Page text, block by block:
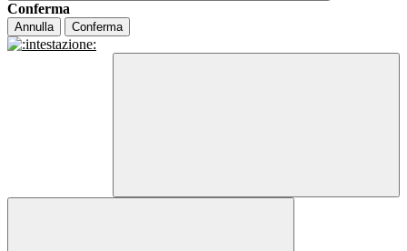
Conferma
Annulla Conferma